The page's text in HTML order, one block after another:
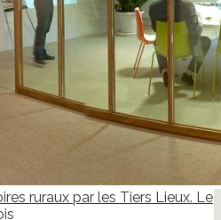
ruraux par les Tiers Lieux. Le